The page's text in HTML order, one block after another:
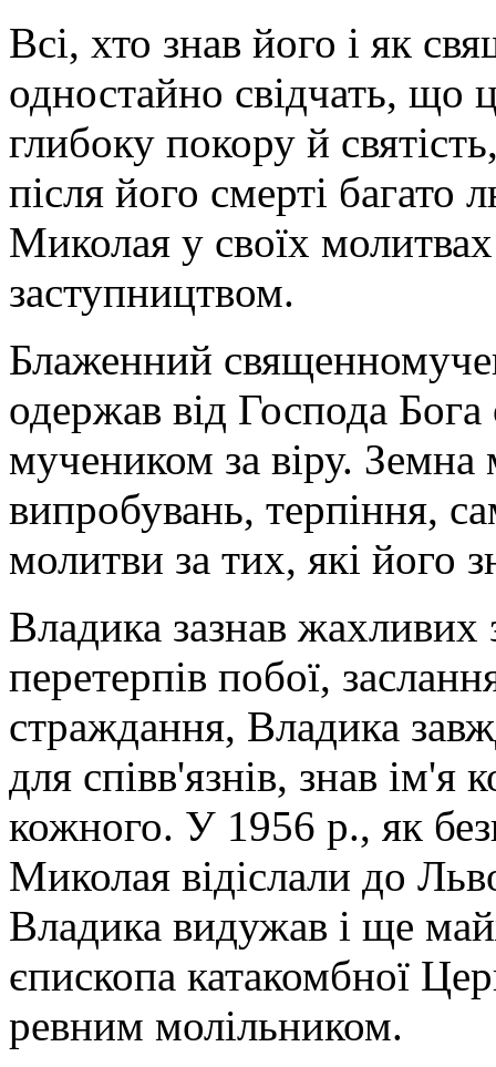
Всі, хто знав його і як
одностайно свідчать, що
глибоку покору й
після його смерті
Миколая у своїх
заступництвом.
Блаженний
одержав від Господа
мучеником за віру.
випробувань, терпіння,
молитви за тих, які його
Владика зазнав
перетерпів побої,
страждання, Владика
для співв'язнів, знав
кожного. У 1956 р., як
Миколая відіслали до
Владика видужав і ще
єпископа катакомбної
ревним молільником.